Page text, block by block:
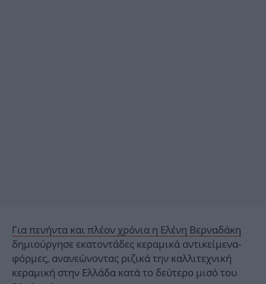
Για πενήντα και πλέον χρόνια η Ελένη Βερναδάκη
δημιούργησε εκατοντάδες κεραμικά αντικείμενα-
φόρμες, ανανεώνοντας ριζικά την καλλιτεχνική
κεραμική στην Ελλάδα κατά το δεύτερο μισό του